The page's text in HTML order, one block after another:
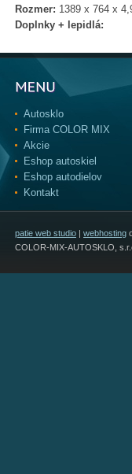
Rozmer: 1389 x 764 x
Doplnky + lepidlá:
Autosklo
Firma COLOR MIX
Akcie
Eshop autoskiel
Eshop autodielov
Kontakt
patie web studio | webhosting
COLOR-MIX-AUTOSKLO,